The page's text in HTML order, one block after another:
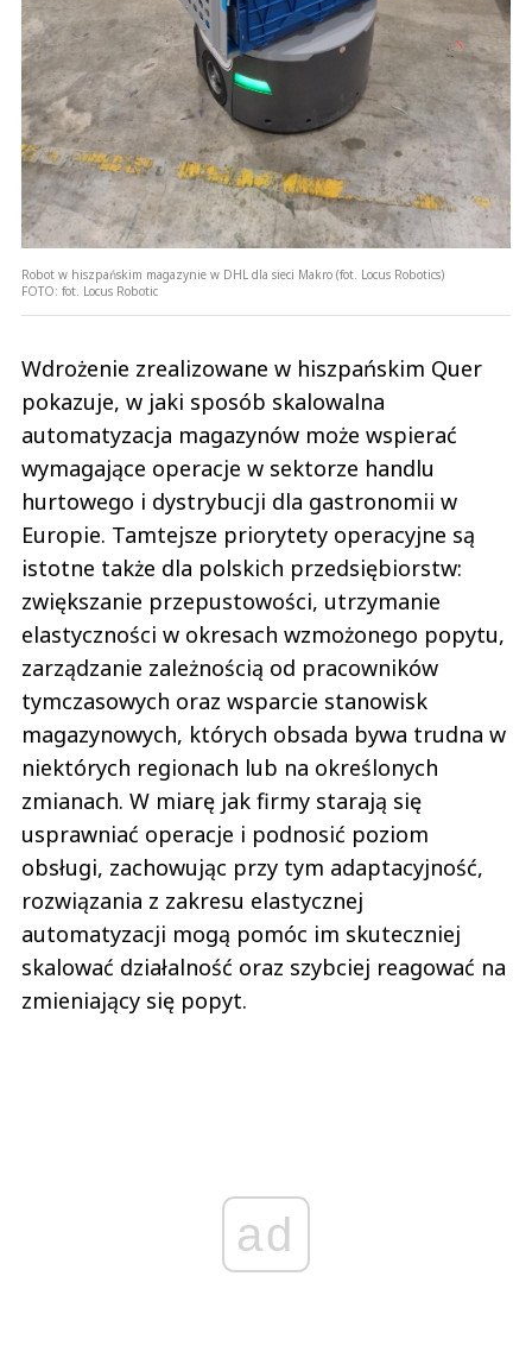
Robot w hiszpańskim magazynie w DHL dla sieci Makro (fot. Locus Robotics)
FOTO: fot. Locus Robotic
Wdrożenie zrealizowane w hiszpańskim Quer
pokazuje, w jaki sposób skalowalna
automatyzacja magazynów może wspierać
wymagające operacje w sektorze handlu
hurtowego i dystrybucji dla gastronomii w
Europie. Tamtejsze priorytety operacyjne są
istotne także dla polskich przedsiębiorstw:
zwiększanie przepustowości, utrzymanie
elastyczności w okresach wzmożonego popytu,
zarządzanie zależnością od pracowników
tymczasowych oraz wsparcie stanowisk
magazynowych, których obsada bywa trudna w
niektórych regionach lub na określonych
zmianach. W miarę jak firmy starają się
usprawniać operacje i podnosić poziom
obsługi, zachowując przy tym adaptacyjność,
rozwiązania z zakresu elastycznej
automatyzacji mogą pomóc im skuteczniej
skalować działalność oraz szybciej reagować na
zmieniający się popyt.
ad